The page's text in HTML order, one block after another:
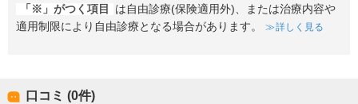
「※」がつく項目
は自由診療(保険適用外)、または治療内容や
適用制限により自由診療となる場合があります。
詳しく見る
口コミ (0件)